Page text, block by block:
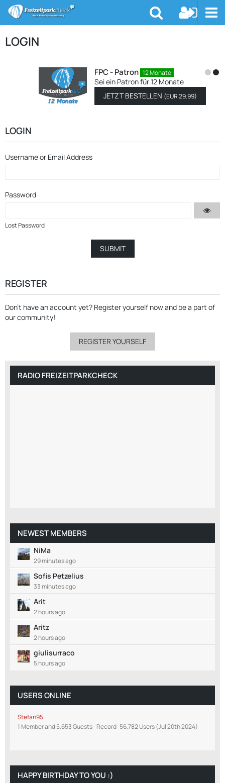
LOGIN
FPC - Patron 12 Monate
Sei ein Patron für 12 Monate
JETZT BESTELLEN(EUR 29.99)
LOGIN
Username or Email Address
Password
Lost Password
REGISTER
Don’t have an account yet? Register yourself nowand be a part of
our community!
REGISTER YOURSELF
RADIO FREIZEITPARKCHECK
NEWEST MEMBERS
NiMa
29 minutes ago
Sofis Petzelius
33 minutes ago
Arit
2 hours ago
Aritz
2 hours ago
giulisurraco
5 hours ago
USERS ONLINE
Stefan95
1 Member and 5,653 Guests Record: 56,782 Users (Jul 20th 2024)
HAPPY BIRTHDAY TO YOU :)